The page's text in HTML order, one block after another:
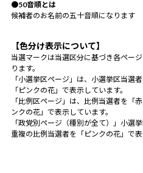
●50音順とは
候補者のお名前の五十音順になります
【色分け表示について】
当選マークは当選区分に基づき各ペー
ります。
「小選挙区ページ」は、小選挙区当選
「ピンクの花」で表示しています。
「比例区ページ」は、比例当選者を「
ンクの花」で表示しています。
「政党別ページ（種別が全て）」小選
重複の比例当選者を「ピンクの花」で表